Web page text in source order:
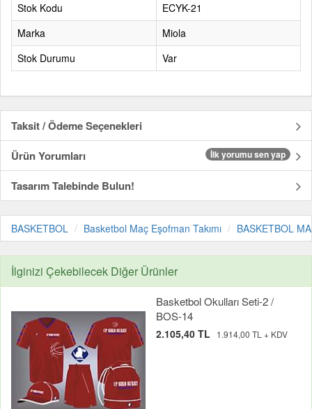
Stok Kodu
ECYK-21
Marka
Miola
Stok Durumu
Var
Taksit / Ödeme Seçenekleri
Ürün Yorumları
İlk yorumu sen yap
Tasarım Talebinde Bulun!
BASKETBOL Basketbol Maç Eşofman Takımı BASKETBOL
İlginizi Çekebilecek Diğer Ürünler
Basketbol Okulları Seti-2 /
BOS-14
2.105,40 TL 1.914,00 TL + KDV